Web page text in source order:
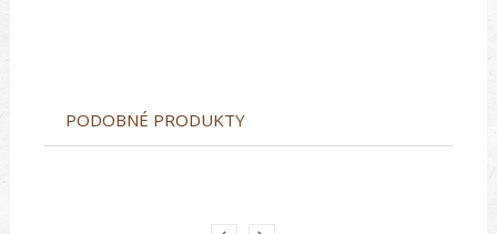
PODOBNÉ PRODUKTY